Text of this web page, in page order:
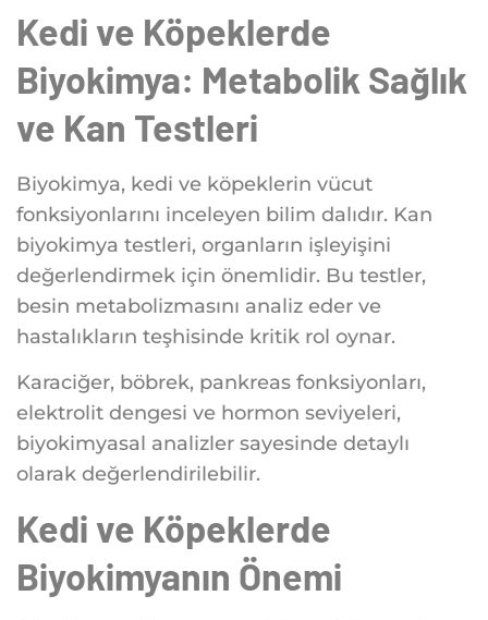
Kedi ve Köpeklerde
Biyokimya: Metabolik Sağlık
ve Kan Testleri
Biyokimya, kedi ve köpeklerin vücut
fonksiyonlarını inceleyen bilim dalıdır. Kan
biyokimya testleri, organların işleyişini
değerlendirmek için önemlidir. Bu testler,
besin metabolizmasını analiz eder ve
hastalıkların teşhisinde kritik rol oynar.
Karaciğer, böbrek, pankreas fonksiyonları,
elektrolit dengesi ve hormon seviyeleri,
biyokimyasal analizler sayesinde detaylı
olarak değerlendirilebilir.
Kedi ve Köpeklerde
Biyokimyanın Önemi